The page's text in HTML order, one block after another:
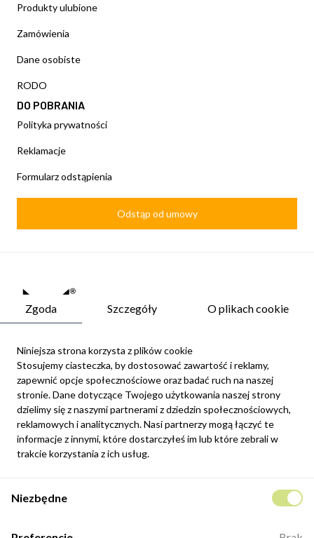
Produkty ulubione
Zamówienia
Dane osobiste
RODO
DO POBRANIA
Polityka prywatności
Reklamacje
Formularz odstąpienia
Odstąp od umowy
Newsletter
Możesz zrezygnować w każdej chwili. W tym celu należy odnaleźć
szczegóły w naszej informacji prawnej.
Zapisz się
internetowego.
Zgoda Szczegóły O plikach cookie
Niniejsza strona korzysta z plików cookie
Stosujemy ciasteczka, by dostosować zawartość i reklamy,
zapewnić opcje społecznościowe oraz badać ruch na naszej
stronie. Dane dotyczące Twojego użytkowania naszej strony
dzielimy się z naszymi partnerami z dziedzin społecznościowych,
reklamowych i analitycznych. Nasi partnerzy mogą łączyć te
informacje z innymi, które dostarczyłeś im lub które zebrali w
trakcie korzystania z ich usług.
Niezbędne